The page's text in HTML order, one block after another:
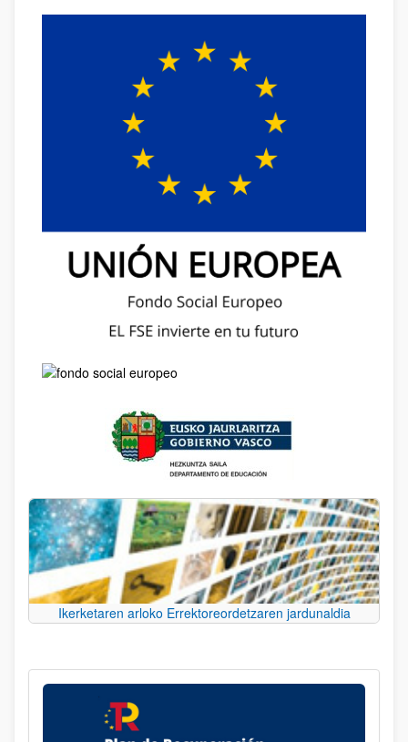
Ikerketaren arloko Errektoreordetzaren jardunaldia